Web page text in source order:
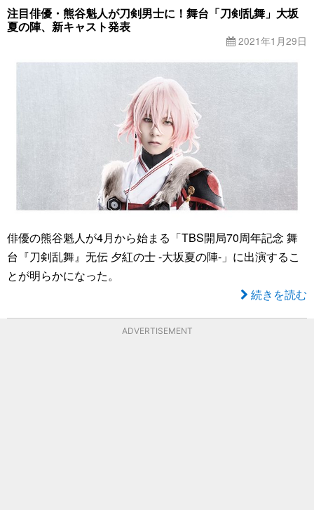
注目俳優・熊谷魁人が刀剣男士に！舞台「刀剣乱舞」大坂
夏の陣、新キャスト発表
2021年1月29日
俳優の熊谷魁人が4月から始まる「TBS開局70周年記念 舞
台『刀剣乱舞』无伝 夕紅の士 -大坂夏の陣-」に出演するこ
とが明らかになった。
続きを読む
ADVERTISEMENT